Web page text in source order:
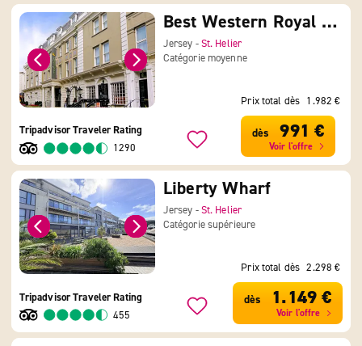
Best Western Royal Hotel
Jersey -St. Helier
Catégorie moyenne
Tripadvisor Traveler Rating
1290
Prix total dès 1.982 €
dès 991 €
Voir l'offre
Liberty Wharf
Jersey -St. Helier
Catégorie supérieure
Tripadvisor Traveler Rating
455
Prix total dès 2.298 €
dès 1.149 €
Voir l'offre